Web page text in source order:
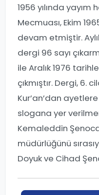
1956 yılında
Mecmuası, Ekim
devam etmiştir.
dergi 96 sayı
ile Aralık 1976
çıkmıştır. Dergi,
Kur’an’dan
slogana yer
Kemaleddin
müdürlüğünü
Doyuk ve Cihad